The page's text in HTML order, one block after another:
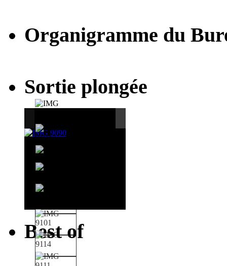
Organigramme du
Sortie plongée
Best of